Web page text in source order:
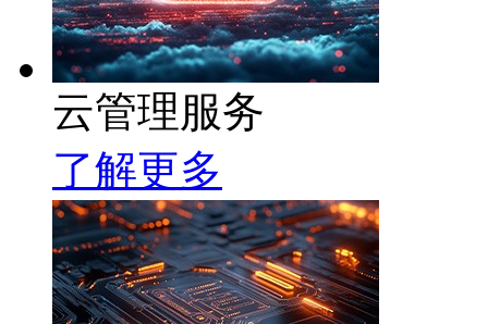
云管理服务
了解更多